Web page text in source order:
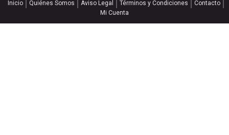
Inicio Quiénes Somos Aviso Legal Términos y Condiciones
Contacto
Mi Cuenta